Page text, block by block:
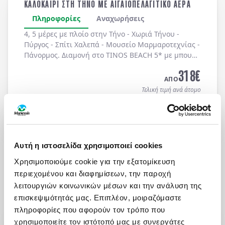
Αυτή η ιστοσελίδα χρησιμοποιεί cookies
Χρησιμοποιούμε cookie για την εξατομίκευση
περιεχομένου και διαφημίσεων, την παροχή
λειτουργιών κοινωνικών μέσων και την ανάλυση της
επισκεψιμότητάς μας. Επιπλέον, μοιραζόμαστε
πληροφορίες που αφορούν τον τρόπο που
χρησιμοποιείτε τον ιστότοπό μας με συνεργάτες
ΚΑΛΟΚΑΙΡΙ ΣΤΗ ΤΗΝΟ ΜΕ ΑΙΓΑΙΟΠΕΛΑΓΙΤΙΚΟ ΑΕΡΑ
Πληροφορίες
Αναχωρήσεις
4, 5 μέρες με πλοίο στην Τήνο - Χωριά Τήνου -
Πύργος - Σπίτι Χαλεπά - Μουσείο Μαρμαροτεχνίας -
Πάνορμος. Διαμονή στο TINOS BEACH 5* με μπουφέ
ΑΠΟ318€
Τελική τιμή ανά άτομο
ΩΡΕΣ ΛΕΙΤΟΥΡΓΙΑΣ